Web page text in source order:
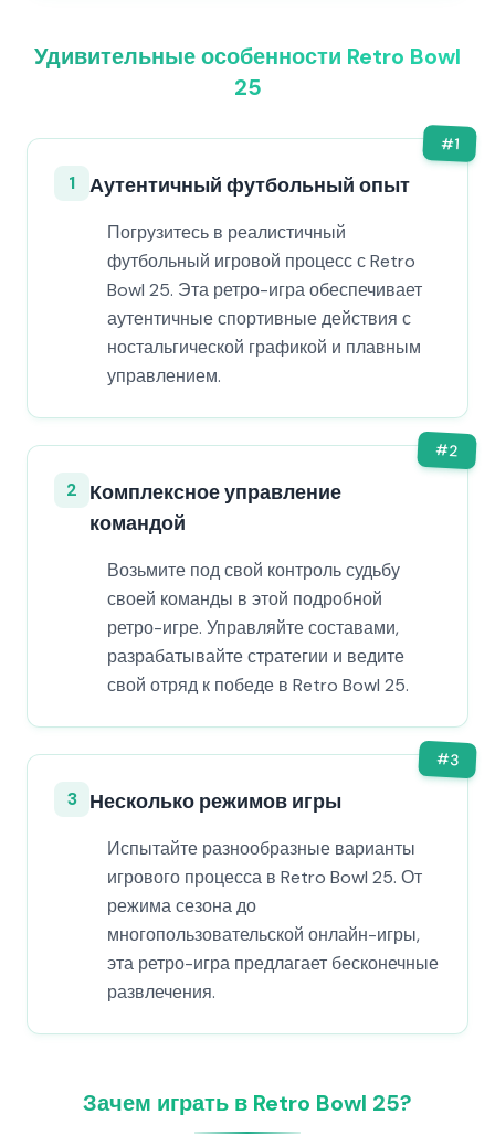
Удивительные особенности Retro Bowl
25
#1
1 Аутентичный футбольный опыт
Погрузитесь в реалистичный
футбольный игровой процесс с Retro
Bowl 25. Эта ретро-игра обеспечивает
аутентичные спортивные действия с
ностальгической графикой и плавным
управлением.
#2
2
Комплексное управление
командой
Возьмите под свой контроль судьбу
своей команды в этой подробной
ретро-игре. Управляйте составами,
разрабатывайте стратегии и ведите
свой отряд к победе в Retro Bowl 25.
#3
3 Несколько режимов игры
Испытайте разнообразные варианты
игрового процесса в Retro Bowl 25. От
режима сезона до
многопользовательской онлайн-игры,
эта ретро-игра предлагает бесконечные
развлечения.
Зачем играть в Retro Bowl 25?